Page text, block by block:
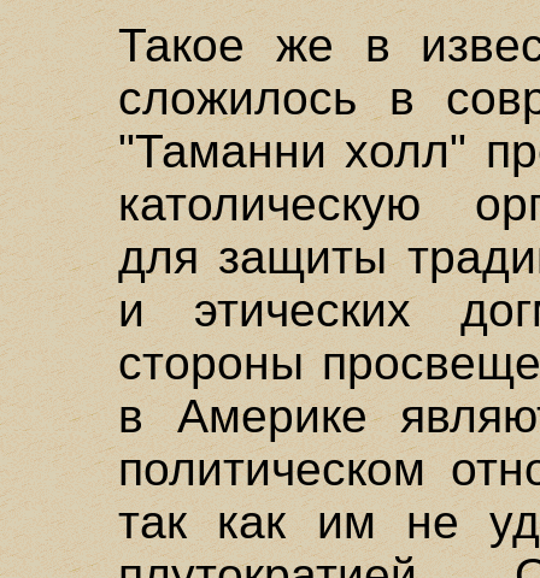
Такое же в
сложилось в
"Таманни холл"
католическую
для защиты
и этических
стороны
в Америке
политическом
так как им не